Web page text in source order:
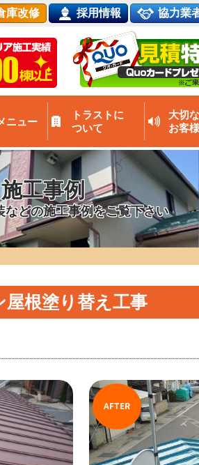
庫改修 採用情報 協力業
ニュー
トラストに
ついて
大切な
お客
施工事例
などの施工事例をご覧下さい
屋根塗り替え工事
AFTER